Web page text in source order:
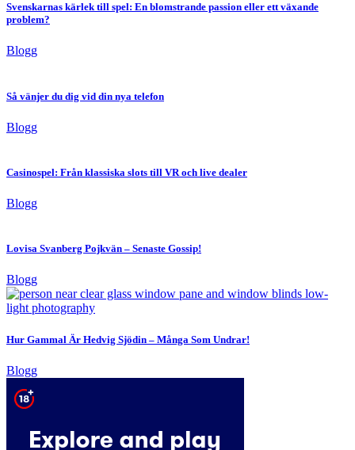
Svenskarnas kärlek till spel: En blomstrande passion eller ett växande
problem?
Blogg
Så vänjer du dig vid din nya telefon
Blogg
Casinospel: Från klassiska slots till VR och live dealer
Blogg
Lovisa Svanberg Pojkvän – Senaste Gossip!
Blogg
Hur Gammal Är Hedvig Sjödin – Många Som Undrar!
Blogg